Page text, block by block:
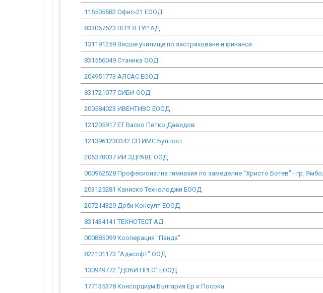
115505582 Офис-21 ЕООД
833067523 ВЕРЕЯ ТУР АД
131191259 Висше училище по застраховане и финанси
831556049 Станика ООД
204951773 АЛСАС ЕООД
831721077 СИБИ ООД
200584023 ИВЕНТИВО ЕООД
121205917 ЕТ Васко Петко Давидов
1213961230342 СП ИМС Булпост
206378037 ИИ ЗДРАВЕ ООД
000962528 Професионална гимназия по замеделие "Христо Ботев" - гр.
203125281 Каниско Технолоджи ЕООД
207214329 Доби Консулт ЕООД
831434141 ТЕХНОТЕСТ АД
000885099 Кооперация "Панда"
822101173 "Адасофт" ООД
130949772 "ДОБИ ПРЕС" ЕООД
177135378 Консорциум България Ер и Посока